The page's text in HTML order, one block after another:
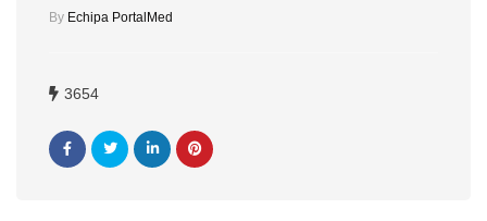
By Echipa PortalMed
3654